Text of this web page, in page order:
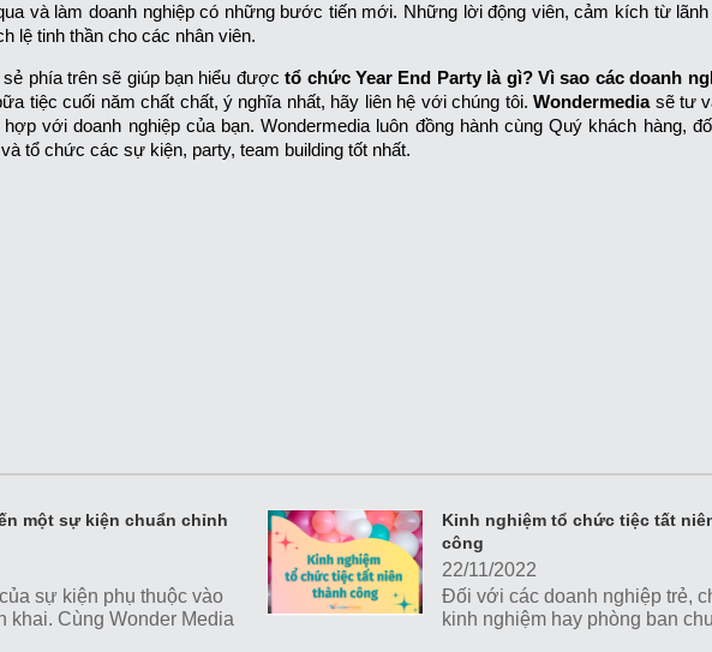
và làm doanh nghiệp có những bước tiến mới. Những lời động viên, cảm kích từ
lệ tinh thần cho các nhân viên.
phía trên sẽ giúp bạn hiểu đượctổ chức Year End Party là gì? Vì sao các doanh
tiệc cuối năm chất chất, ý nghĩa nhất, hãy liên hệ với chúng tôi.Wondermediasẽ tư
với doanh nghiệp của bạn. Wondermedia luôn đồng hành cùng Quý khách hàng,
tổ chức các sự kiện, party, team building tốt nhất.
một sự kiện chuẩn chỉnh
sự kiện phụ thuộc vào
khai. Cùng Wonder Media
Kinh nghiệm tổ chức tiệc tất
công
22/11/2022
Đối với các doanh nghiệp trẻ,
kinh nghiệm hay phòng ban